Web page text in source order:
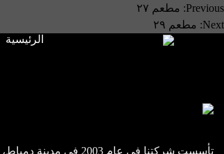
الرئيسية
تصفّح
المقالات
Previous:
مطعم ٢٧
Next:
مطعم ٢٩
تأسست شركتنا في عام 2003 في مدينة دمياط،